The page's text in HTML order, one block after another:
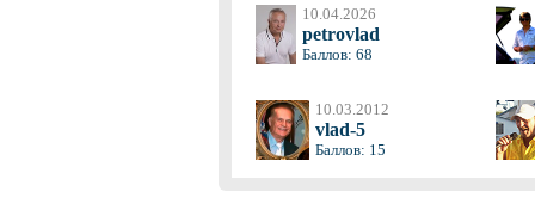
10.04.2026
petrovlad
Баллов: 68
10.03.2012
vlad-5
Баллов: 15